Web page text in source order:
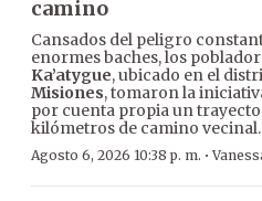
camino
Cansados del peligro
enormes baches, los
Ka’atygue, ubicado en el
Misiones, tomaron la
por cuenta propia un
kilómetros de camino vecinal.
Agosto 6, 2026 10:38 p. m. ·